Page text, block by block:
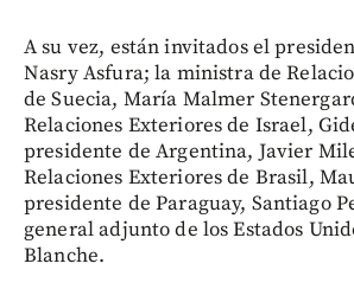
A su vez, están invitados el
Nasry Asfura; la ministra de
de Suecia, María Malmer
Relaciones Exteriores de Israel,
presidente de Argentina, Javier
Relaciones Exteriores de Brasil,
presidente de Paraguay, Santiago
general adjunto de los Estados
Blanche.